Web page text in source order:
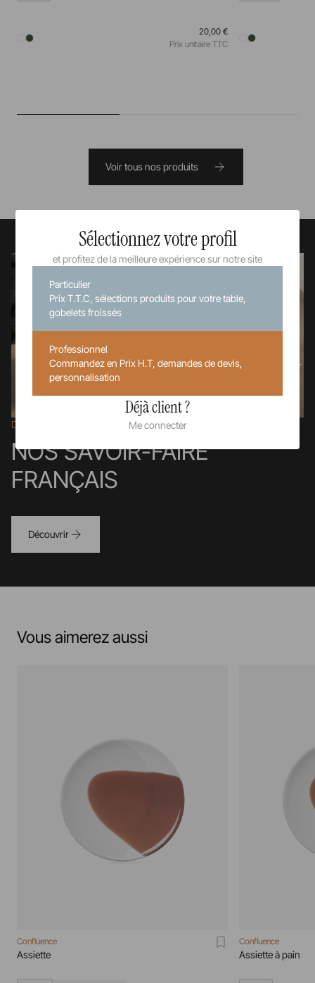
20,00 €
Prix unitaire TTC
Voir tous nos produits
Dans la Drôme
NOS SAVOIR-FAIRE
FRANÇAIS
Découvrir
Vous aimerez aussi
Confluence
Assiette
Confluence
Assiette à pain
Sélectionnez votre profil
et profitez de la meilleure expérience sur notre site
Particulier
Prix T.T.C, sélections produits pour votre table,
gobelets froissés
Professionnel
Commandez en Prix H.T, demandes de devis,
personnalisation
Déjà client ?
Me connecter